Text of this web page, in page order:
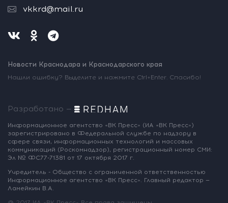
vkkrd@mail.ru
Новости Краснодара и Краснодарского края
Нашли ошибку? Выделите и нажмите Ctrl+Enter. Спасибо!
Разработано —
Информационное агентство «ВК Пресс» (ИА «ВК Пресс»)
зарегистрировано в Федеральной службе по надзору в
сфере связи, информационных технологий и массовых
коммуникаций (Роскомнадзор), регистрационный номер СМИ:
Эл № ФС77-71381 от 17 октября 2017 г.
Учредитель - Общество с ограниченной ответственностью
Информационное агентство «ВК Пресс». Главный редактор —
Ламейкин В.А.